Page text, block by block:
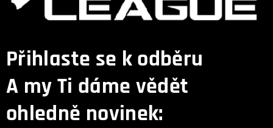
Přihlaste se k odběru
A my Ti dáme vědět
ohledně novinek: